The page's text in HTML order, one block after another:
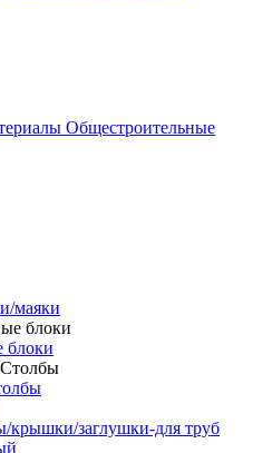
Общестроительные
маяки
блоки
крышки/заглушки-для труб